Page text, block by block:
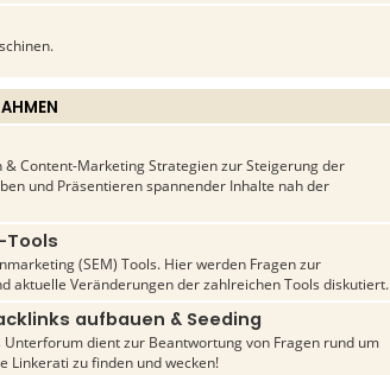
Content-Marketing Strategien zur Steigerung der
und Präsentieren spannender Inhalte nah der
Tools
(SEM) Tools. Hier werden Fragen zur
aktuelle Veränderungen der zahlreichen Tools diskutiert.
aufbauen & Seeding
dient zur Beantwortung von Fragen rund um
Linkerati zu finden und wecken!